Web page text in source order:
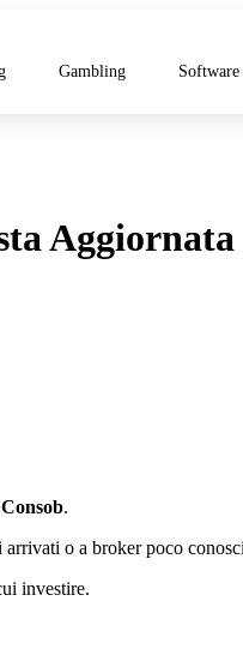
Gambling Software
Aggiornata
.
o a broker poco
investire.